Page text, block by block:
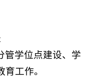
管学位点建设、学
工作。